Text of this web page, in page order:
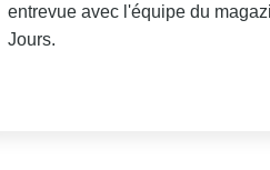
entrevue avec l'équipe du
Jours.